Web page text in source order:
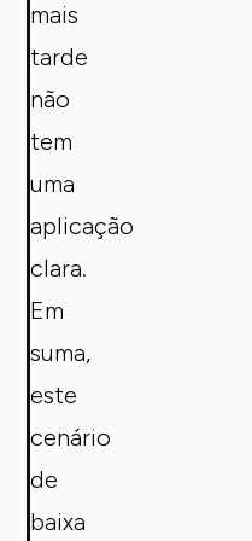
mais
tarde
não
tem
uma
aplicação
clara.
Em
suma,
este
cenário
de
baixa